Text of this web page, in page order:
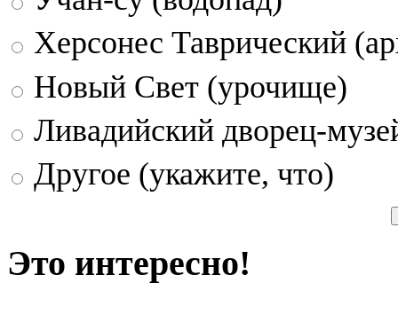
Херсонес Таврический
Новый Свет (урочище)
Ливадийский дворец-
Другое (укажите, что)
Это интересно!